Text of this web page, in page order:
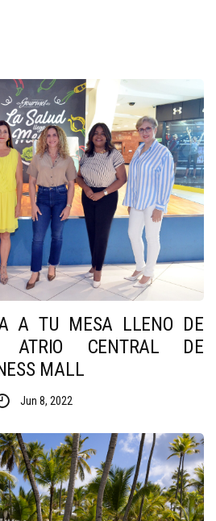
A TU MESA LLENO DE
ATRIO CENTRAL DE
MALL
Jun 8, 2022